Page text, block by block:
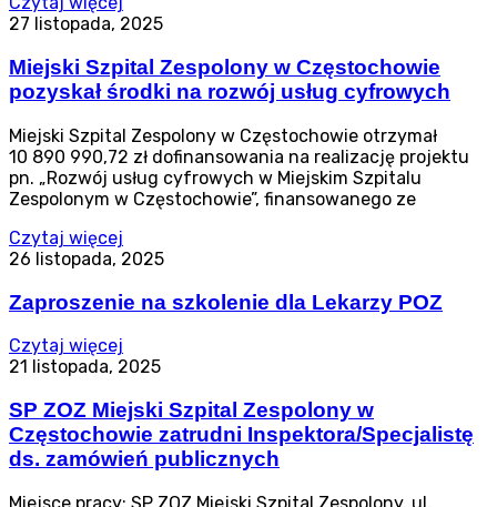
27 listopada, 2025
Miejski Szpital Zespolony w Częstochowie
pozyskał środki na rozwój usług cyfrowych
Miejski Szpital Zespolony w Częstochowie otrzymał
10 890 990,72 zł dofinansowania na realizację projektu
pn. „Rozwój usług cyfrowych w Miejskim Szpitalu
Zespolonym w Częstochowie”, finansowanego ze
Czytaj więcej
26 listopada, 2025
Zaproszenie na szkolenie dla Lekarzy POZ
Czytaj więcej
21 listopada, 2025
SP ZOZ Miejski Szpital Zespolony w
Częstochowie zatrudni Inspektora/Specjalistę
ds. zamówień publicznych